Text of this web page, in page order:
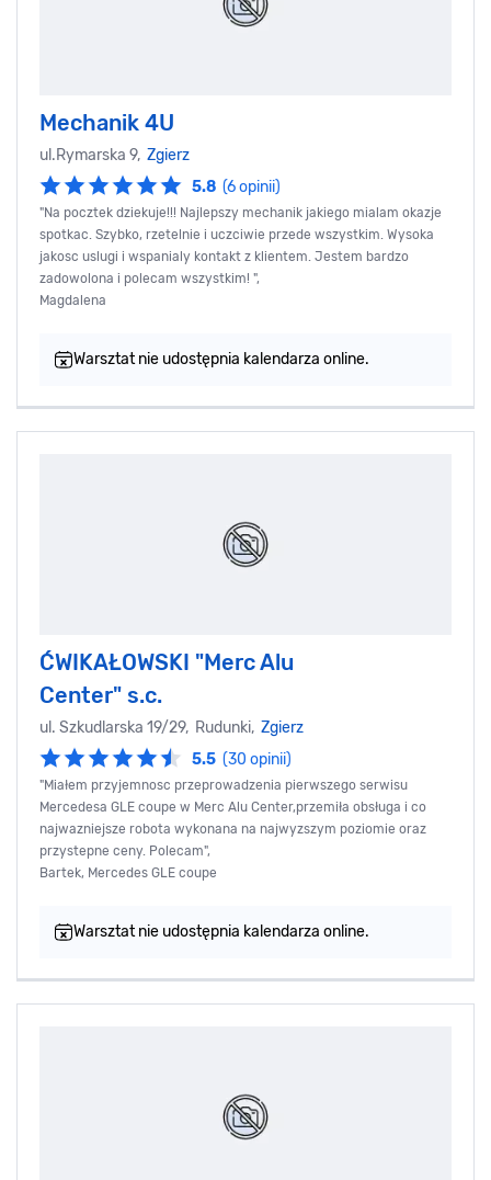
Mechanik 4U
ul.Rymarska 9, Zgierz
5.8 (6 opinii)
"Na pocztek dziekuje!!! Najlepszy mechanik jakiego mialam okazje
spotkac. Szybko, rzetelnie i uczciwie przede wszystkim. Wysoka
jakosc uslugi i wspanialy kontakt z klientem. Jestem bardzo
zadowolona i polecam wszystkim! ",
Magdalena
Warsztat nie udostępnia kalendarza online.
ĆWIKAŁOWSKI "Merc Alu
Center" s.c.
ul. Szkudlarska 19/29, Rudunki, Zgierz
5.5 (30 opinii)
"Miałem przyjemnosc przeprowadzenia pierwszego serwisu
Mercedesa GLE coupe w Merc Alu Center,przemiła obsługa i co
najwazniejsze robota wykonana na najwyzszym poziomie oraz
przystepne ceny. Polecam",
Bartek, Mercedes GLE coupe
Warsztat nie udostępnia kalendarza online.